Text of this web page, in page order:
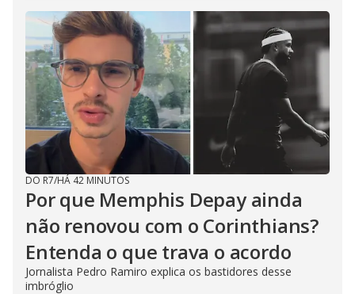
DO R7/HÁ 42 MINUTOS
Por que Memphis Depay ainda
não renovou com o Corinthians?
Entenda o que trava o acordo
Jornalista Pedro Ramiro explica os bastidores desse
imbróglio